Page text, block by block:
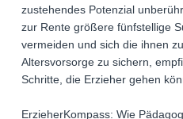
zustehendes Potenzial
zur Rente größere fünfstellige
vermeiden und sich die ihnen
Altersvorsorge zu sichern,
Schritte, die Erzieher gehen
ErzieherKompass: Wie